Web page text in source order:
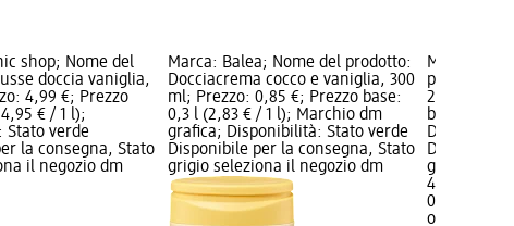
shop; Nome del
doccia vaniglia,
4,99 €; Prezzo
€ / 1 l);
Stato verde
la consegna, Stato
il negozio dm
Marca: Balea; Nome del prodotto:
Docciacrema cocco e vaniglia, 300
ml; Prezzo: 0,85 €; Prezzo base:
0,3 l (2,83 € / 1 l); Marchio dm
grafica; Disponibilità: Stato verde
Disponibile per la consegna, Stato
grigio seleziona il negozio dm
Marca:
prodotto:
250 ml;
base: 0,2 l
Disponibile
grigio
4,99 €
0,2 l (24,95
organic